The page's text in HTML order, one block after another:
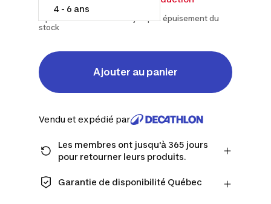
4 - 6 ans
À partir du 2026-07-15 et jusqu'à épuisement du
stock
Ajouter au panier
Vendu et expédié par
Les membres ont jusqu'à 365 jours
pour retourner leurs produits.
et obtenez plus de temps pour
Garantie de disponibilité Québec